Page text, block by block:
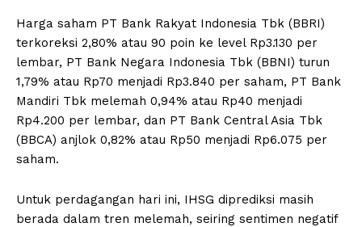
Harga saham PT Bank Rakyat Indonesia Tbk (BBRI)
terkoreksi 2,80% atau 90 poin ke level Rp3.130 per
lembar, PT Bank Negara Indonesia Tbk (BBNI) turun
1,79% atau Rp70 menjadi Rp3.840 per saham, PT Bank
Mandiri Tbk melemah 0,94% atau Rp40 menjadi
Rp4.200 per lembar, dan PT Bank Central Asia Tbk
(BBCA) anjlok 0,82% atau Rp50 menjadi Rp6.075 per
saham.
Untuk perdagangan hari ini, IHSG diprediksi masih
berada dalam tren melemah, seiring sentimen negatif